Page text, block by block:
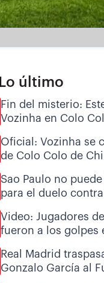
Lo último
Fin del misterio:
Vozinha en Colo
Oficial: Vozinha se
de Colo Colo de
Sao Paulo no
para el duelo
Video: Jugadores
fueron a los golpes
Real Madrid
Gonzalo García al